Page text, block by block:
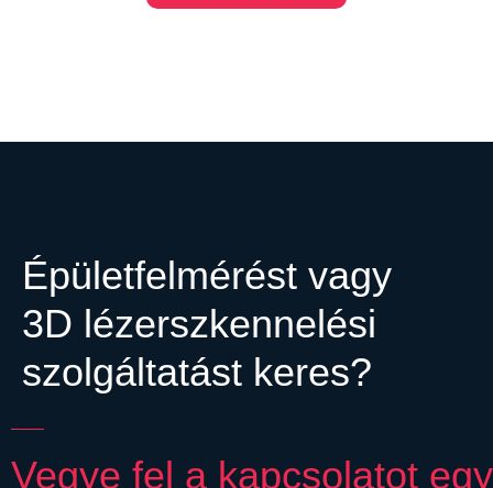
Épületfelmérést vagy
3D lézerszkennelési
szolgáltatást keres?
Vegye fel a kapcsolatot egy